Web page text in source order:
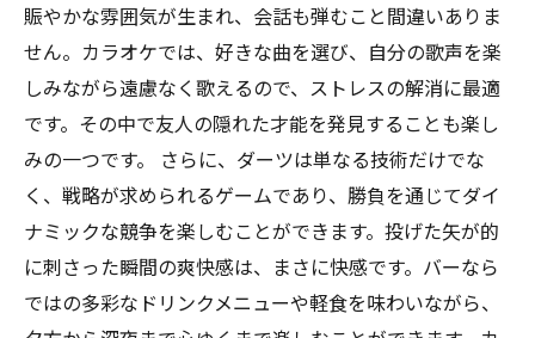
賑やかな雰囲気が生まれ、会話も弾むこと間違いありま
せん。カラオケでは、好きな曲を選び、自分の歌声を楽
しみながら遠慮なく歌えるので、ストレスの解消に最適
です。その中で友人の隠れた才能を発見することも楽し
みの一つです。 さらに、ダーツは単なる技術だけでな
く、戦略が求められるゲームであり、勝負を通じてダイ
ナミックな競争を楽しむことができます。投げた矢が的
に刺さった瞬間の爽快感は、まさに快感です。バーなら
ではの多彩なドリンクメニューや軽食を味わいながら、